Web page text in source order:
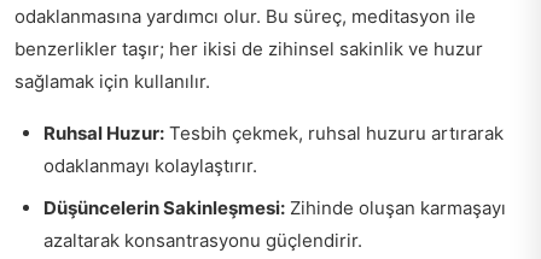
odaklanmasına yardımcı olur. Bu süreç, meditasyon ile
benzerlikler taşır; her ikisi de zihinsel sakinlik ve huzur
sağlamak için kullanılır.
Ruhsal Huzur: Tesbih çekmek, ruhsal huzuru artırarak
odaklanmayı kolaylaştırır.
Düşüncelerin Sakinleşmesi: Zihinde oluşan karmaşayı
azaltarak konsantrasyonu güçlendirir.